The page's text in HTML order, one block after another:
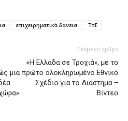
επιχειρηματικά δάνεια ΤτΕ
μια
Επόμενο άρθρο
«Η Ελλάδα σε Τροχιά», με το
πρώτο ολοκληρωμένο Εθνικό
Σχέδιο για το Διάστημα –
Βίντεο